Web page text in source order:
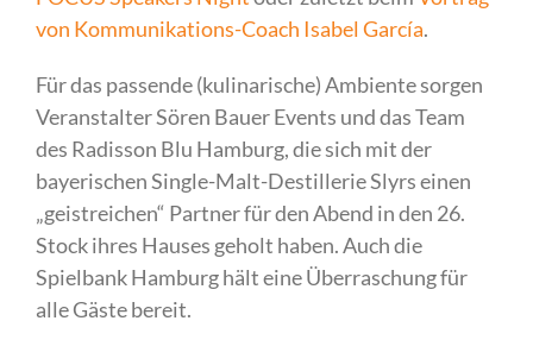
von Kommunikations-Coach Isabel García.
Für das passende (kulinarische) Ambiente sorgen
Veranstalter Sören Bauer Events und das Team
des Radisson Blu Hamburg, die sich mit der
bayerischen Single-Malt-Destillerie Slyrs einen
„geistreichen“ Partner für den Abend in den 26.
Stock ihres Hauses geholt haben. Auch die
Spielbank Hamburg hält eine Überraschung für
alle Gäste bereit.